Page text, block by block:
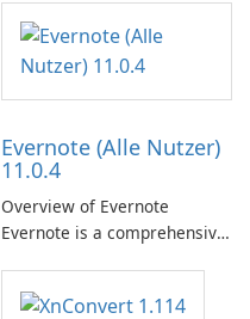
Evernote (Alle Nutzer)
11.0.4
Overview of Evernote
Evernote is a comprehensive
users capture, organize, and